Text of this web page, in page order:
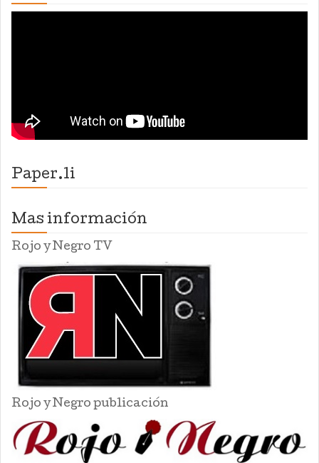
Paper.li
Mas información
Rojo y Negro TV
Rojo y Negro publicación